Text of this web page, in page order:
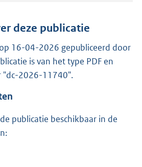
n
s
r
o
e
deze publicatie
16-04-2026 gepubliceerd door
is van het type PDF en
"dc-2026-11740".
publicatie beschikbaar in de